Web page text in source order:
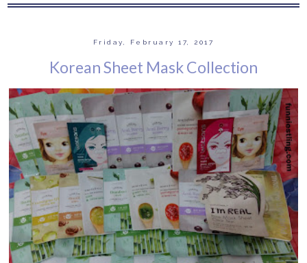
Friday, February 17, 2017
Korean Sheet Mask Collection